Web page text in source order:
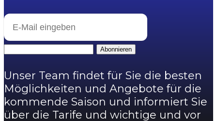
Abonnieren
Unser Team findet für Sie die besten
Möglichkeiten und Angebote für die
kommende Saison und informiert Sie
über die Tarife und wichtige und vor